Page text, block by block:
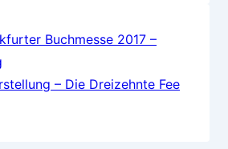
Buchmesse 2017 –
– Die Dreizehnte Fee